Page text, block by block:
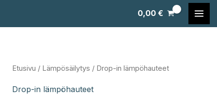
0,00€
Etusivu / Lämpösäilytys / Drop-in lämpöhauteet
Drop-in lämpöhauteet